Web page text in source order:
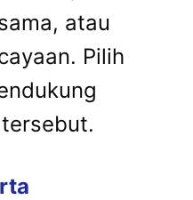
atau
Pilih